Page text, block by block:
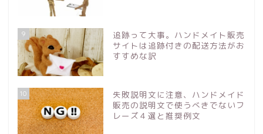
9
追跡って大事。ハンドメイト販売
サイトは追跡付きの配送方法がお
すすめな訳
10
失敗説明文に注意、ハンドメイド
販売の説明文で使うべきでないフ
レーズ４選と推奨例文